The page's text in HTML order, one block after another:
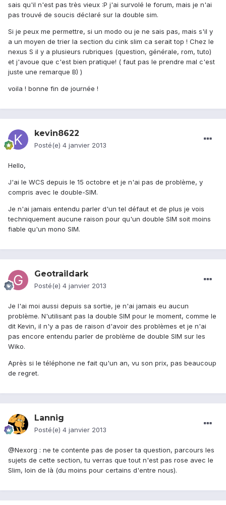
sais qu'il n'est pas très vieux :P j'ai survolé le forum, mais je n'ai
pas trouvé de soucis déclaré sur la double sim.
Si je peux me permettre, si un modo ou je ne sais pas, mais s'il y
a un moyen de trier la section du cink slim ca serait top ! Chez le
nexus S il y a plusieurs rubriques (question, générale, rom, tuto)
et j'avoue que c'est bien pratique! ( faut pas le prendre mal c'est
juste une remarque B) )
voila ! bonne fin de journée !
kevin8622
Posté(e) 4 janvier 2013
Hello,
J'ai le WCS depuis le 15 octobre et je n'ai pas de problème, y
compris avec le double-SIM.
Je n'ai jamais entendu parler d'un tel défaut et de plus je vois
techniquement aucune raison pour qu'un double SIM soit moins
fiable qu'un mono SIM.
Geotraildark
Posté(e) 4 janvier 2013
Je l'ai moi aussi depuis sa sortie, je n'ai jamais eu aucun
problème. N'utilisant pas la double SIM pour le moment, comme le
dit Kevin, il n'y a pas de raison d'avoir des problèmes et je n'ai
pas encore entendu parler de problème de double SIM sur les
Wiko.
Après si le téléphone ne fait qu'un an, vu son prix, pas beaucoup
de regret.
Lannig
Posté(e) 4 janvier 2013
@Nexorg : ne te contente pas de poser ta question, parcours les
sujets de cette section, tu verras que tout n'est pas rose avec le
Slim, loin de là (du moins pour certains d'entre nous).